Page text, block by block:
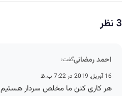
3 نظر
احمد رمضانیگفت:
16 آوریل, 2019 در 7:22 ب.ظ
هر کاری کنن ما مخلص سردار هستیم